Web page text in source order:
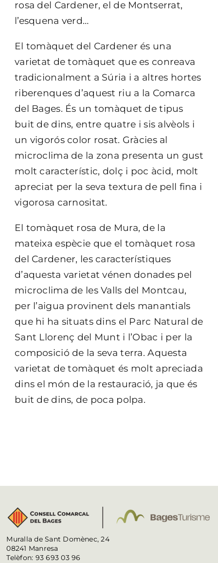
rosa del Cardener, el de Montserrat,
l’esquena verd…
El tomàquet del Cardener és una
varietat de tomàquet que es conreava
tradicionalment a Súria i a altres hortes
riberenques d’aquest riu a la Comarca
del Bages. És un tomàquet de tipus
buit de dins, entre quatre i sis alvèols i
un vigorós color rosat. Gràcies al
microclima de la zona presenta un gust
molt característic, dolç i poc àcid, molt
apreciat per la seva textura de pell fina i
vigorosa carnositat.
El tomàquet rosa de Mura, de la
mateixa espècie que el tomàquet rosa
del Cardener, les característiques
d’aquesta varietat vénen donades pel
microclima de les Valls del Montcau,
per l’aigua provinent dels manantials
que hi ha situats dins el Parc Natural de
Sant Llorenç del Munt i l’Obac i per la
composició de la seva terra. Aquesta
varietat de tomàquet és molt apreciada
dins el món de la restauració, ja que és
buit de dins, de poca polpa.
Muralla de Sant Domènec, 24
08241 Manresa
Telèfon: 93 693 03 96